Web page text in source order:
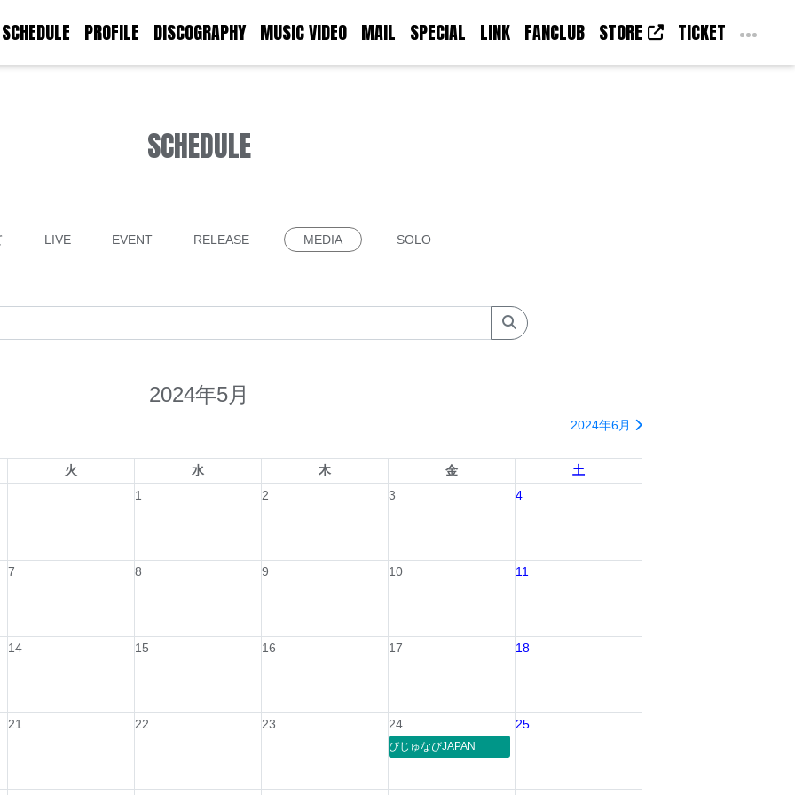
SCHEDULE PROFILE DISCOGRAPHY MUSIC VIDEO MAIL SPECIAL LINK FANCLUB STORE TICKET
SCHEDULE
LIVE EVENT RELEASE MEDIA SOLO
2024年5月
2024年6月
火 水 木 金
土
1
2 3 4
7 8 9 10 11
14 15 16 17 18
21 22 23 24
びじゅなびJAPAN
25